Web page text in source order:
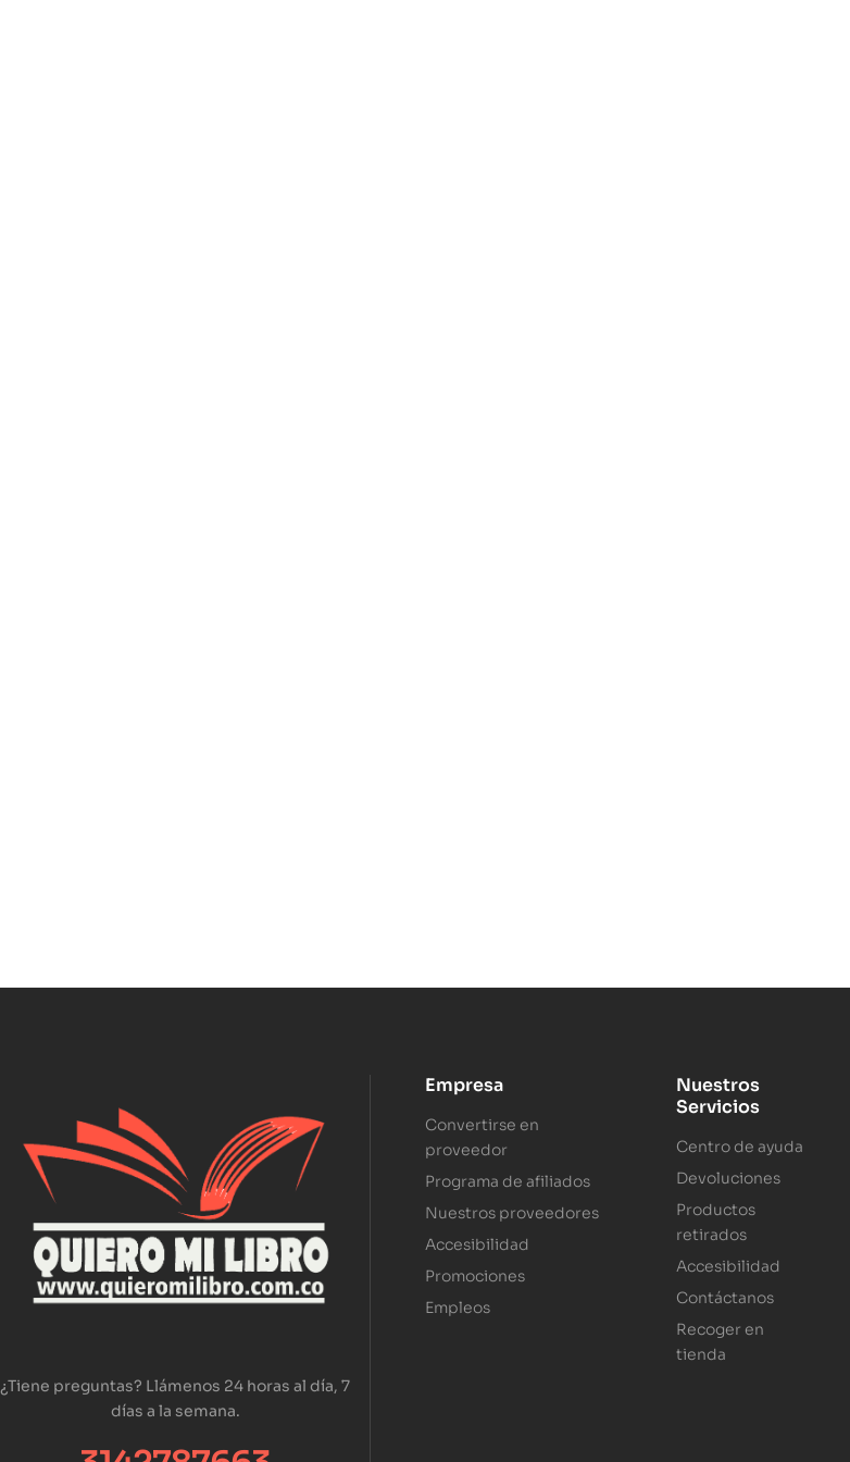
¿Tiene preguntas? Llámenos 24 horas al día, 7
días a la semana.
Empresa
Convertirse en
proveedor
Programa de afiliados
Nuestros proveedores
Accesibilidad
Promociones
Empleos
Nuestros
Servicios
Centro de ayuda
Devoluciones
Productos
retirados
Accesibilidad
Contáctanos
Recoger en
tienda